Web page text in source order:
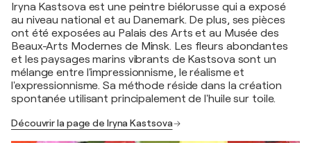
Iryna Kastsova est une peintre biélorusse qui a exposé
au niveau national et au Danemark. De plus, ses pièces
ont été exposées au Palais des Arts et au Musée des
Beaux-Arts Modernes de Minsk. Les fleurs abondantes
et les paysages marins vibrants de Kastsova sont un
mélange entre l'impressionnisme, le réalisme et
l'expressionnisme. Sa méthode réside dans la création
spontanée utilisant principalement de l'huile sur toile.
Découvrir la page de Iryna Kastsova